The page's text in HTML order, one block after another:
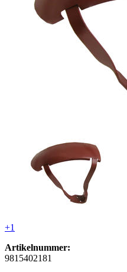
+1
Artikelnummer:
9815402181